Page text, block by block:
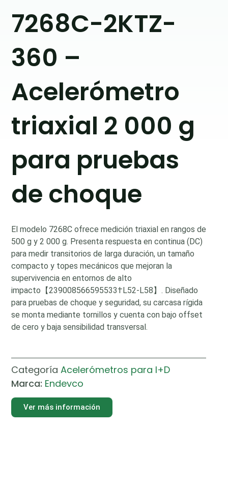
7268C-2KTZ-
360 –
Acelerómetro
triaxial 2 000 g
para pruebas
de choque
El modelo 7268C ofrece medición triaxial en rangos de
500 g y 2 000 g. Presenta respuesta en continua (DC)
para medir transitorios de larga duración, un tamaño
compacto y topes mecánicos que mejoran la
supervivencia en entornos de alto
impacto【239008566595533†L52-L58】. Diseñado
para pruebas de choque y seguridad, su carcasa rígida
se monta mediante tornillos y cuenta con bajo offset
de cero y baja sensibilidad transversal.
Categoría Acelerómetros para I+D
Marca: Endevco
Ver más información